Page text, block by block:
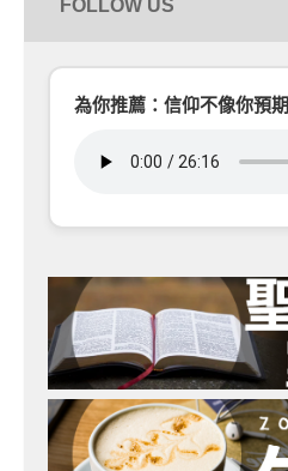
為你推薦：信仰不像你預期